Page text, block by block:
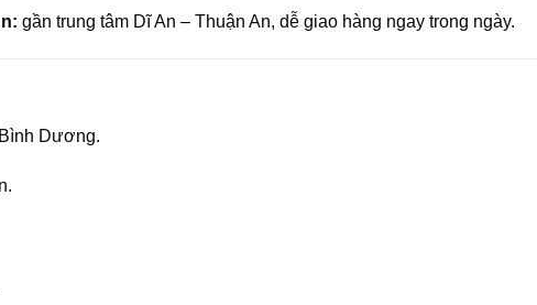
gần trung tâm Dĩ An – Thuận An, dễ giao hàng ngay trong ngày.
Dương.